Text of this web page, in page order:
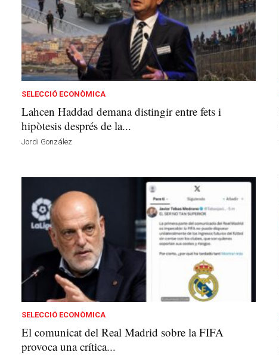
SELECCIÓ ECONÒMICA
Lahcen Haddad demana distingir entre fets i
hipòtesis després de la...
Jordi González
SELECCIÓ ECONÒMICA
El comunicat del Real Madrid sobre la FIFA
provoca una crítica...